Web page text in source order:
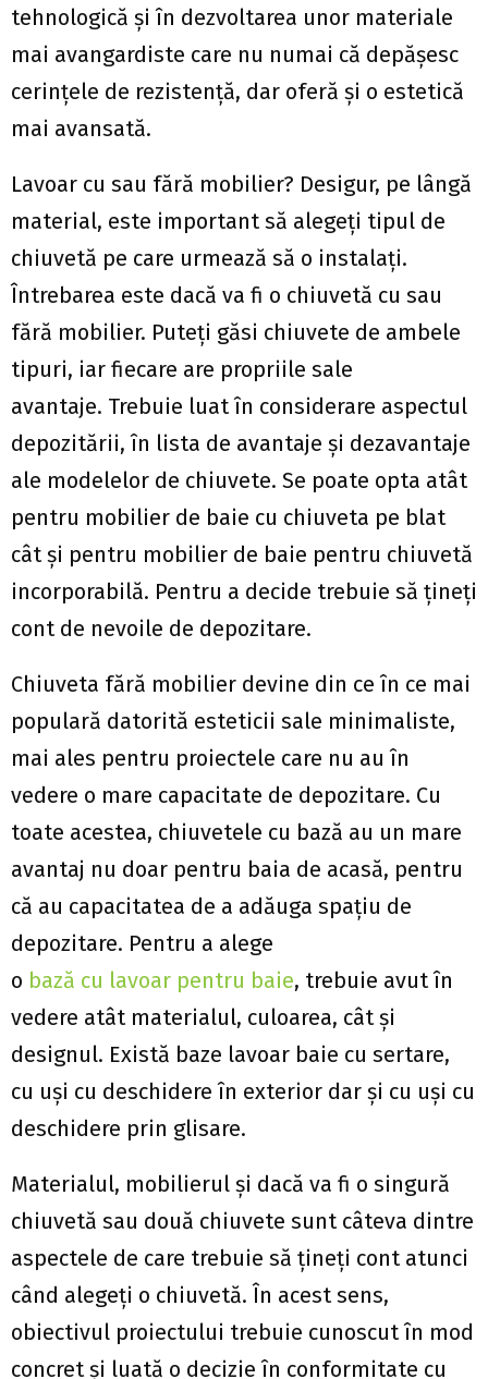
tehnologică și în dezvoltarea unor materiale
mai avangardiste care nu numai că depășesc
cerințele de rezistență, dar oferă și o estetică
mai avansată.
Lavoar cu sau fără mobilier? Desigur, pe lângă
material, este important să alegeți tipul de
chiuvetă pe care urmează să o instalați.
Întrebarea este dacă va fi o chiuvetă cu sau
fără mobilier. Puteți găsi chiuvete de ambele
tipuri, iar fiecare are propriile sale
avantaje. Trebuie luat în considerare aspectul
depozitării, în lista de avantaje și dezavantaje
ale modelelor de chiuvete. Se poate opta atât
pentru mobilier de baie cu chiuveta pe blat
cât și pentru mobilier de baie pentru chiuvetă
incorporabilă. Pentru a decide trebuie să țineți
cont de nevoile de depozitare.
Chiuveta fără mobilier devine din ce în ce mai
populară datorită esteticii sale minimaliste,
mai ales pentru proiectele care nu au în
vedere o mare capacitate de depozitare. Cu
toate acestea, chiuvetele cu bază au un mare
avantaj nu doar pentru baia de acasă, pentru
că au capacitatea de a adăuga spațiu de
depozitare. Pentru a alege
o bază cu lavoar pentru baie, trebuie avut în
vedere atât materialul, culoarea, cât și
designul. Există baze lavoar baie cu sertare,
cu uși cu deschidere în exterior dar și cu uși cu
deschidere prin glisare.
Materialul, mobilierul și dacă va fi o singură
chiuvetă sau două chiuvete sunt câteva dintre
aspectele de care trebuie să țineți cont atunci
când alegeți o chiuvetă. În acest sens,
obiectivul proiectului trebuie cunoscut în mod
concret și luată o decizie în conformitate cu